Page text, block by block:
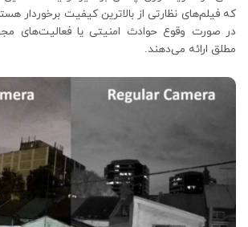
که فیلم‌های نظارتی از بالاترین کیفیت برخوردار
در صورت وقوع حوادث امنیتی یا فعالیت‌های
مطلق ارائه می‌دهند.